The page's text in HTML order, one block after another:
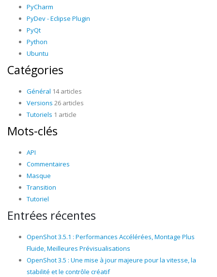
PyCharm
PyDev - Eclipse Plugin
PyQt
Python
Ubuntu
Catégories
Général 14 articles
Versions 26 articles
Tutoriels 1 article
Mots-clés
API
Commentaires
Masque
Transition
Tutoriel
Entrées récentes
OpenShot 3.5.1 : Performances Accélérées, Montage Plus
Fluide, Meilleures Prévisualisations
OpenShot 3.5 : Une mise à jour majeure pour la vitesse, la
stabilité et le contrôle créatif